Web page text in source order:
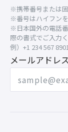
※携帯番号または
※番号はハイフン
※日本国外の電話
際の書式でご入力
例）+1 234 567
メールアドレス